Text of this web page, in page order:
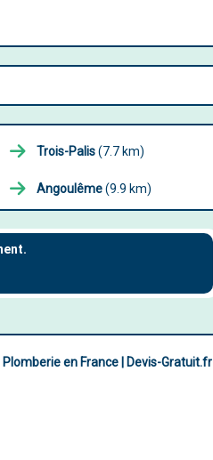
Trois-Palis(7.7 km)
Angoulême(9.9 km)
Plomberie en France | Devis-Gratuit.fr